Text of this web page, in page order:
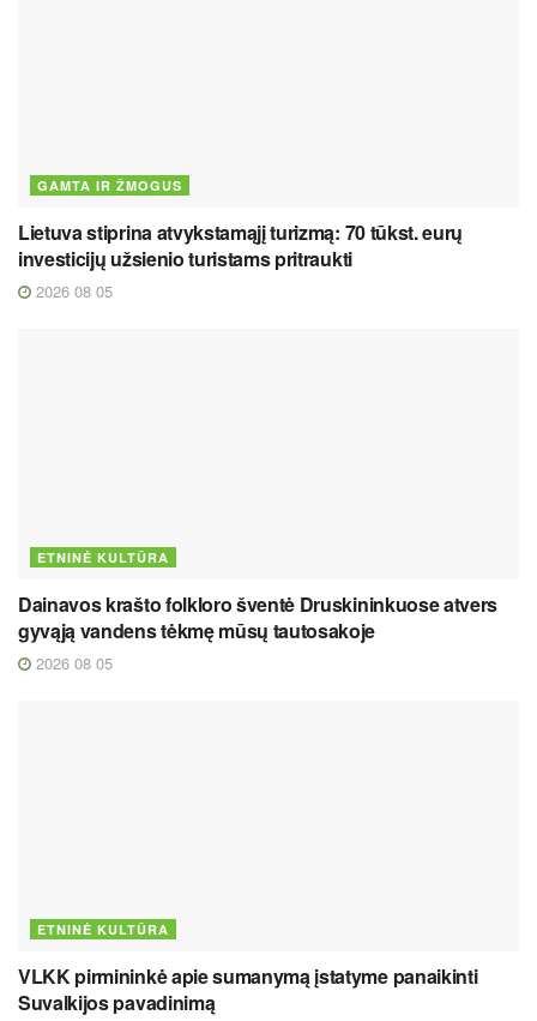
GAMTA IR ŽMOGUS
Lietuva stiprina atvykstamąjį turizmą: 70 tūkst. eurų
investicijų užsienio turistams pritraukti
2026 08 05
ETNINĖ KULTŪRA
Dainavos krašto folkloro šventė Druskininkuose atvers
gyvąją vandens tėkmę mūsų tautosakoje
2026 08 05
ETNINĖ KULTŪRA
VLKK pirmininkė apie sumanymą įstatyme panaikinti
Suvalkijos pavadinimą